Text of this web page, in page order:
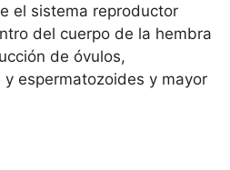
el sistema reproductor
del cuerpo de la hembra
de óvulos,
espermatozoides y mayor